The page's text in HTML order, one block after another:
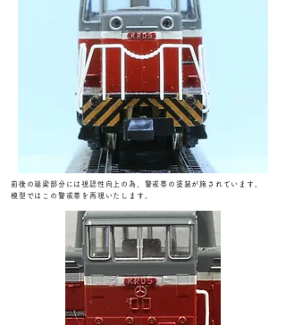
前後の端梁部分には視認性向上の為、 警戒帯の塗装が施されています。
模型ではこの​警戒帯を再現いたします。